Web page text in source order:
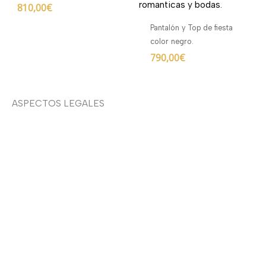
810,00€
Pantalón y Top de fiesta
color negro.
790,00€
ASPECTOS LEGALES